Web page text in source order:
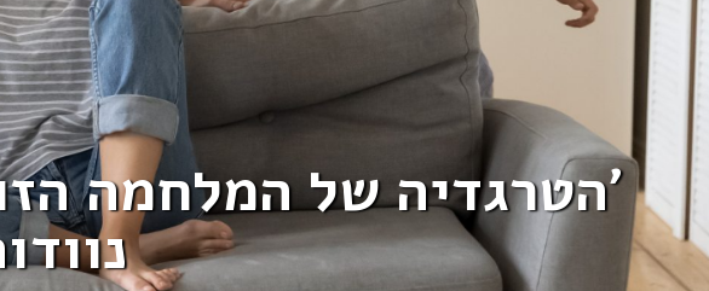
'הטרגדיה של המלחמה